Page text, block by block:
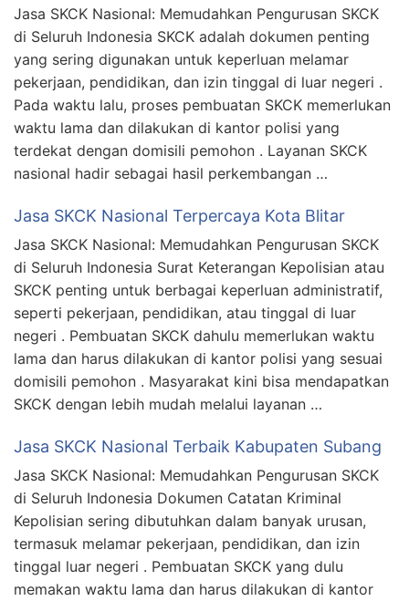
Jasa SKCK Nasional: Memudahkan Pengurusan SKCK
di Seluruh Indonesia SKCK adalah dokumen penting
yang sering digunakan untuk keperluan melamar
pekerjaan, pendidikan, dan izin tinggal di luar negeri .
Pada waktu lalu, proses pembuatan SKCK memerlukan
waktu lama dan dilakukan di kantor polisi yang
terdekat dengan domisili pemohon . Layanan SKCK
nasional hadir sebagai hasil perkembangan …
Jasa SKCK Nasional Terpercaya Kota Blitar
Jasa SKCK Nasional: Memudahkan Pengurusan SKCK
di Seluruh Indonesia Surat Keterangan Kepolisian atau
SKCK penting untuk berbagai keperluan administratif,
seperti pekerjaan, pendidikan, atau tinggal di luar
negeri . Pembuatan SKCK dahulu memerlukan waktu
lama dan harus dilakukan di kantor polisi yang sesuai
domisili pemohon . Masyarakat kini bisa mendapatkan
SKCK dengan lebih mudah melalui layanan …
Jasa SKCK Nasional Terbaik Kabupaten Subang
Jasa SKCK Nasional: Memudahkan Pengurusan SKCK
di Seluruh Indonesia Dokumen Catatan Kriminal
Kepolisian sering dibutuhkan dalam banyak urusan,
termasuk melamar pekerjaan, pendidikan, dan izin
tinggal luar negeri . Pembuatan SKCK yang dulu
memakan waktu lama dan harus dilakukan di kantor